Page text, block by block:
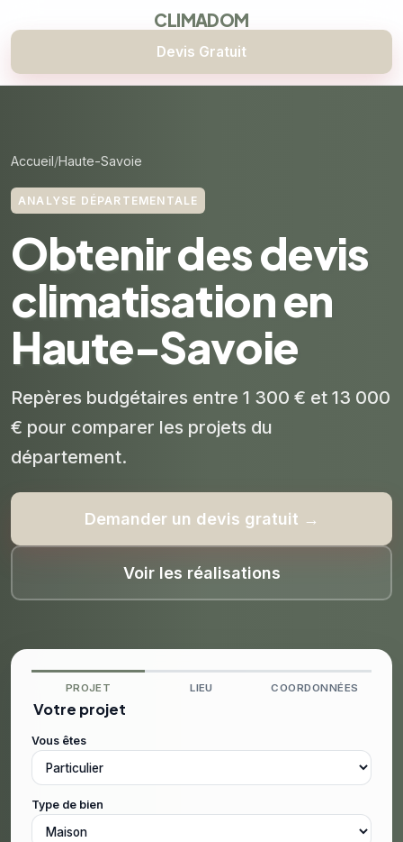
CLIMADOM
Devis Gratuit
Accueil Haute-Savoie
ANALYSE DÉPARTEMENTALE
Obtenir des devis
climatisation en
Haute-Savoie
Repères budgétaires entre 1 300 € et 13 000
€ pour comparer les projets du
département.
Demander un devis gratuit →
Voir les réalisations
PROJET LIEU COORDONNÉES
Votre projet
Vous êtes
Type de bien